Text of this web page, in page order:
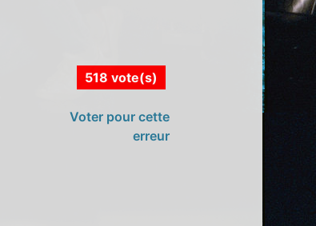
518 vote(s)
Voter pour cette
erreur